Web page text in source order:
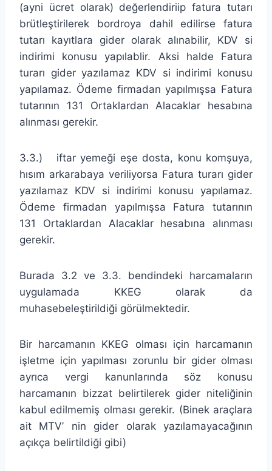
(ayni ücret olarak) değerlendiriip fatura tutarı
brütleştirilerek bordroya dahil edilirse fatura
tutarı kayıtlara gider olarak alınabilir, KDV si
indirimi konusu yapılablir. Aksi halde Fatura
turarı gider yazılamaz KDV si indirimi konusu
yapılamaz. Ödeme firmadan yapılmışsa Fatura
tutarının 131 Ortaklardan Alacaklar hesabına
alınması gerekir.
3.3.) iftar yemeği eşe dosta, konu komşuya,
hısım arkarabaya veriliyorsa Fatura turarı gider
yazılamaz KDV si indirimi konusu yapılamaz.
Ödeme firmadan yapılmışsa Fatura tutarının
131 Ortaklardan Alacaklar hesabına alınması
gerekir.
Burada 3.2 ve 3.3. bendindeki harcamaların
uygulamada KKEG olarak da
muhasebeleştirildiği görülmektedir.
Bir harcamanın KKEG olması için harcamanın
işletme için yapılması zorunlu bir gider olması
ayrıca vergi kanunlarında söz konusu
harcamanın bizzat belirtilerek gider niteliğinin
kabul edilmemiş olması gerekir. (Binek araçlara
ait MTV’ nin gider olarak yazılamayacağının
açıkça belirtildiği gibi)